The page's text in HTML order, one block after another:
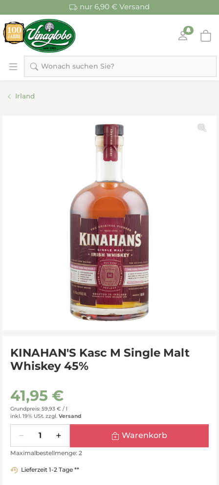
nur 6,90 € Versand
Wonach suchen Sie?
Irland
KINAHAN'S Kasc M Single Malt
Whiskey 45%
41,95 €
Grundpreis: 59,93 € / l
inkl. 19% USt. zzgl. Versand
Warenkorb
Maximalbestellmenge: 2
Lieferzeit 1-2 Tage **